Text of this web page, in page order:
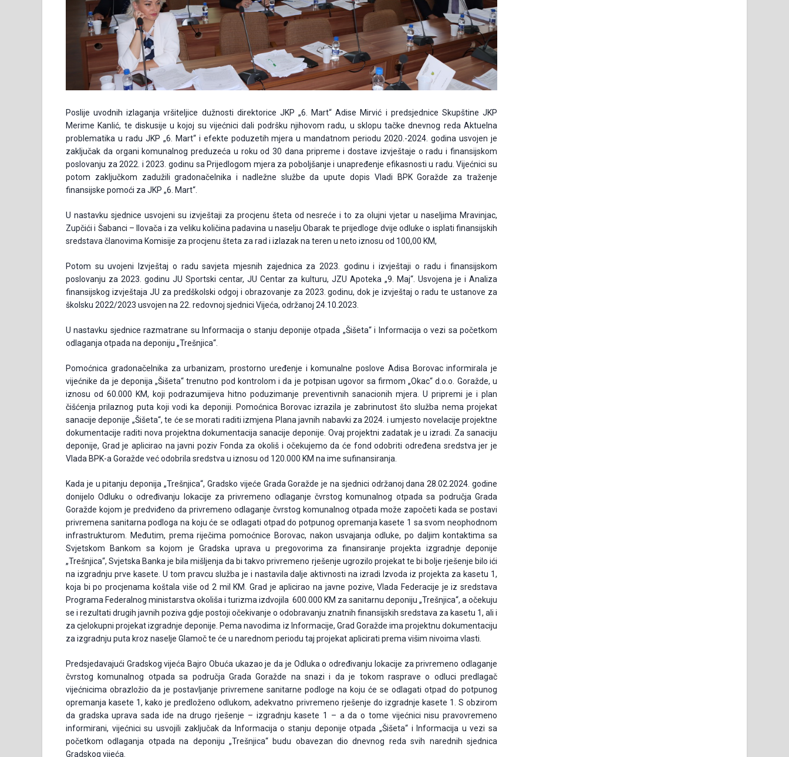
Poslije uvodnih izlaganja vršiteljice dužnosti direktorice JKP „6. Mart“ Adise Mirvić i predsjednice Skupštine JKP
Merime Kanlić, te diskusije u kojoj su vijećnici dali podršku njihovom radu, u sklopu tačke dnevnog reda Aktuelna
problematika u radu JKP „6. Mart“ i efekte poduzetih mjera u mandatnom periodu 2020.-2024. godina usvojen je
zaključak da organi komunalnog preduzeća u roku od 30 dana pripreme i dostave izvještaje o radu i finansijskom
poslovanju za 2022. i 2023. godinu sa Prijedlogom mjera za poboljšanje i unapređenje efikasnosti u radu. Vijećnici su
potom zaključkom zadužili gradonačelnika i nadležne službe da upute dopis Vladi BPK Goražde za traženje
finansijske pomoći za JKP „6. Mart“.
U nastavku sjednice usvojeni su izvještaji za procjenu šteta od nesreće i to za olujni vjetar u naseljima Mravinjac,
Zupčići i Šabanci – Ilovača i za veliku količina padavina u naselju Obarak te prijedloge dvije odluke o isplati finansijskih
sredstava članovima Komisije za procjenu šteta za rad i izlazak na teren u neto iznosu od 100,00 KM,
Potom su uvojeni Izvještaj o radu savjeta mjesnih zajednica za 2023. godinu i izvještaji o radu i finansijskom
poslovanju za 2023. godinu JU Sportski centar, JU Centar za kulturu, JZU Apoteka „9. Maj“. Usvojena je i Analiza
finansijskog izvještaja JU za predškolski odgoj i obrazovanje za 2023. godinu, dok je izvještaj o radu te ustanove za
školsku 2022/2023 usvojen na 22. redovnoj sjednici Vijeća, održanoj 24.10.2023.
U nastavku sjednice razmatrane su Informacija o stanju deponije otpada „Šišeta“ i Informacija o vezi sa početkom
odlaganja otpada na deponiju „Trešnjica“.
Pomoćnica gradonačelnika za urbanizam, prostorno uređenje i komunalne poslove Adisa Borovac informirala je
vijećnike da je deponija „Šišeta“ trenutno pod kontrolom i da je potpisan ugovor sa firmom „Okac“ d.o.o. Goražde, u
iznosu od 60.000 KM, koji podrazumijeva hitno poduzimanje preventivnih sanacionih mjera. U pripremi je i plan
čišćenja prilaznog puta koji vodi ka deponiji. Pomoćnica Borovac izrazila je zabrinutost što služba nema projekat
sanacije deponije „Šišeta“, te će se morati raditi izmjena Plana javnih nabavki za 2024. i umjesto novelacije projektne
dokumentacije raditi nova projektna dokumentacija sanacije deponije. Ovaj projektni zadatak je u izradi. Za sanaciju
deponije, Grad je aplicirao na javni poziv Fonda za okoliš i očekujemo da će fond odobriti određena sredstva jer je
Vlada BPK-a Goražde već odobrila sredstva u iznosu od 120.000 KM na ime sufinansiranja.
Kada je u pitanju deponija „Trešnjica“, Gradsko vijeće Grada Goražde je na sjednici održanoj dana 28.02.2024. godine
donijelo Odluku o određivanju lokacije za privremeno odlaganje čvrstog komunalnog otpada sa područja Grada
Goražde kojom je predviđeno da privremeno odlaganje čvrstog komunalnog otpada može započeti kada se postavi
privremena sanitarna podloga na koju će se odlagati otpad do potpunog opremanja kasete 1 sa svom neophodnom
infrastrukturom. Međutim, prema riječima pomoćnice Borovac, nakon usvajanja odluke, po daljim kontaktima sa
Svjetskom Bankom sa kojom je Gradska uprava u pregovorima za finansiranje projekta izgradnje deponije
„Trešnjica“, Svjetska Banka je bila mišljenja da bi takvo privremeno rješenje ugrozilo projekat te bi bolje rješenje bilo ići
na izgradnju prve kasete. U tom pravcu služba je i nastavila dalje aktivnosti na izradi Izvoda iz projekta za kasetu 1,
koja bi po procjenama koštala više od 2 mil KM. Grad je aplicirao na javne pozive, Vlada Federacije je iz sredstava
Programa Federalnog ministarstva okoliša i turizma izdvojila 600.000 KM za sanitarnu deponiju „Trešnjica“, a očekuju
se i rezultati drugih javnih poziva gdje postoji očekivanje o odobravanju znatnih finansijskih sredstava za kasetu 1, ali i
za cjelokupni projekat izgradnje deponije. Pema navodima iz Informacije, Grad Goražde ima projektnu dokumentaciju
za izgradnju puta kroz naselje Glamoč te će u narednom periodu taj projekat aplicirati prema višim nivoima vlasti.
Predsjedavajući Gradskog vijeća Bajro Obuća ukazao je da je Odluka o određivanju lokacije za privremeno odlaganje
čvrstog komunalnog otpada sa područja Grada Goražde na snazi i da je tokom rasprave o odluci predlagač
vijećnicima obrazložio da je postavljanje privremene sanitarne podloge na koju će se odlagati otpad do potpunog
opremanja kasete 1, kako je predloženo odlukom, adekvatno privremeno rješenje do izgradnje kasete 1. S obzirom
da gradska uprava sada ide na drugo rješenje – izgradnju kasete 1 – a da o tome vijećnici nisu pravovremeno
informirani, vijećnici su usvojili zaključak da Informacija o stanju deponije otpada „Šišeta“ i Informacija u vezi sa
početkom odlaganja otpada na deponiju „Trešnjica“ budu obavezan dio dnevnog reda svih narednih sjednica
Gradskog vijeća.